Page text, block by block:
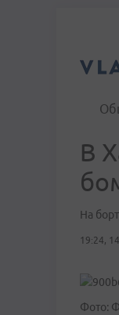
В
На
19:24,
Фото: